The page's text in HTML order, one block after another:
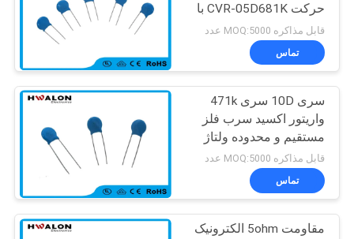
تماس
بگیرید
اخبار
درخواست
قیمت
PTC سرامیک هوای
بخار
بخاری هوا سرامیک
58
حرکت CVR-05D681K با
سرب مستقیم
قابل مذاکره MOQ:5000 عدد
تماس
سری 10D سری 471k
واریتور اکسید سرب فلز
مستقیم و محدوده ولتاژ
عامل گسترده
قابل مذاکره MOQ:5000 عدد
تماس
مقاومت 5ohm الکترونیک